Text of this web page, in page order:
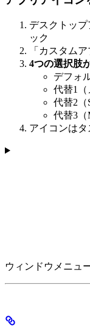
デスクトッ
ック
「カスタム
4つの選択肢
デフォ
代替1（
代替2（
代替3（
アイコンは
ウィンドウメニュ